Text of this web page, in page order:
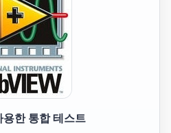
한 통합 테스트